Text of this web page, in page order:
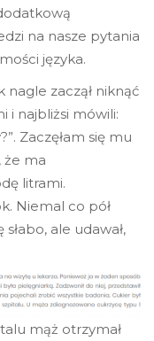
na nasze pytania
języka.
nagle zaczął niknąć
i najbliżsi mówili:
Zaczęłam się mu
że ma
litrami.
Niemal co pół
słabo, ale udawał,
mąż otrzymał